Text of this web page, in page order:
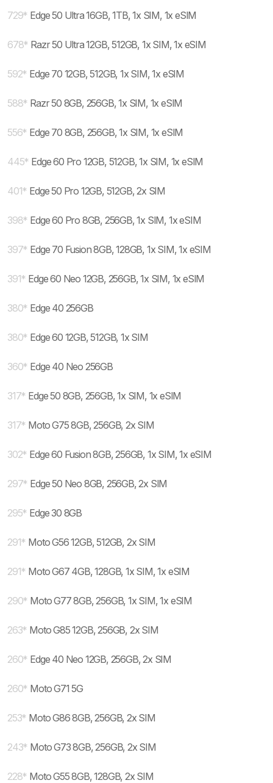
729* Edge 50 Ultra 16GB, 1TB, 1x SIM, 1x eSIM
678* Razr 50 Ultra 12GB, 512GB, 1x SIM, 1x eSIM
592* Edge 70 12GB, 512GB, 1x SIM, 1x eSIM
588* Razr 50 8GB, 256GB, 1x SIM, 1x eSIM
556* Edge 70 8GB, 256GB, 1x SIM, 1x eSIM
445* Edge 60 Pro 12GB, 512GB, 1x SIM, 1x eSIM
401* Edge 50 Pro 12GB, 512GB, 2x SIM
398* Edge 60 Pro 8GB, 256GB, 1x SIM, 1x eSIM
397* Edge 70 Fusion 8GB, 128GB, 1x SIM, 1x eSIM
391* Edge 60 Neo 12GB, 256GB, 1x SIM, 1x eSIM
380* Edge 40 256GB
380* Edge 60 12GB, 512GB, 1x SIM
360* Edge 40 Neo 256GB
317* Edge 50 8GB, 256GB, 1x SIM, 1x eSIM
317* Moto G75 8GB, 256GB, 2x SIM
302* Edge 60 Fusion 8GB, 256GB, 1x SIM, 1x eSIM
297* Edge 50 Neo 8GB, 256GB, 2x SIM
295* Edge 30 8GB
291* Moto G56 12GB, 512GB, 2x SIM
291* Moto G67 4GB, 128GB, 1x SIM, 1x eSIM
290* Moto G77 8GB, 256GB, 1x SIM, 1x eSIM
263* Moto G85 12GB, 256GB, 2x SIM
260* Edge 40 Neo 12GB, 256GB, 2x SIM
260* Moto G71 5G
253* Moto G86 8GB, 256GB, 2x SIM
243* Moto G73 8GB, 256GB, 2x SIM
228* Moto G55 8GB, 128GB, 2x SIM